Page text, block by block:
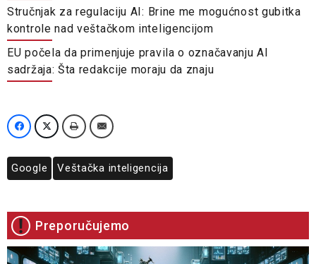
Stručnjak za regulaciju AI: Brine me mogućnost gubitka
kontrole nad veštačkom inteligencijom
EU počela da primenjuje pravila o označavanju AI
sadržaja: Šta redakcije moraju da znaju
Google Veštačka inteligencija
Preporučujemo